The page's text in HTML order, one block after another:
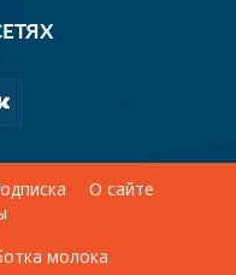
О сайте
молока